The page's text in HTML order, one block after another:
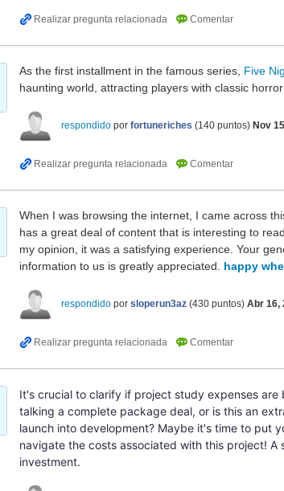
As the first installment in the famous series, Five
haunting world, attracting players with classic
respondido por fortuneriches (140 puntos) Nov
When I was browsing the internet, I came across
has a great deal of content that is interesting to
my opinion, it was a satisfying experience. Your
information to us is greatly appreciated. happy
respondido por sloperun3az (430 puntos) Abr 16,
It's crucial to clarify if project study expenses
talking a complete package deal, or is this an
launch into development? Maybe it's time to put
navigate the costs associated with this project!
investment.